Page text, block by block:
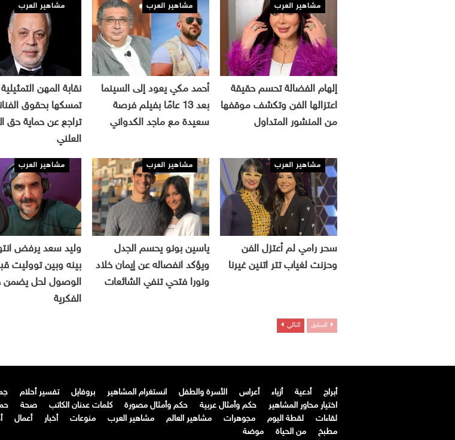
مشاهير العرب
إلهام الفضالة تحسم حقيقة
اعتزالها الفن وتكشف موقفها
من المنشور المتداول
مشاهير العرب
أحمد مكي يعود إلى السينما
بعد 13 عامًا بفيلم فرصة
سعيدة مع ماجد الكدواني
مشاهير العرب
نقابة المهن
تمسكها بحقوق
تراجع عن حماية حق
العلني
مشاهير العرب
سحر رامي لم أعتزل الفن
وحزنت لغياب تتر اتنين غيرنا
مشاهير العرب
ياسين بونو يحسم الجدل
ويؤكد انفصاله عن إيمان خلاد
ونورا فتحي تنفي الشائعات
مشاهير العرب
وليد سعد يرفض
بينه وبين تووليت
الوصول لحل يضمن
الفكرية
السابق التالي
أبراج أدعية أزياء أعراس الأسرة والطفل انستغرام المشاهير بروفايل تفسير أحلام
اختيار محاور المشاهير
حكم وأمثال عربية حكم وأمثال مصورة كلمات عدنان الكاتب صحة
لقاءات
لقطة اليوم مجوهرات مشاهير العالم مشاهير العرب منوعات أخبار أعمال
مطبخ
من الحياة موضة